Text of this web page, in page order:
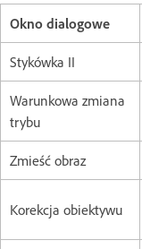
Okno dialogowe
Stykówka II
Warunkowa zmiana
trybu
Zmieść obraz
Korekcja obiektywu